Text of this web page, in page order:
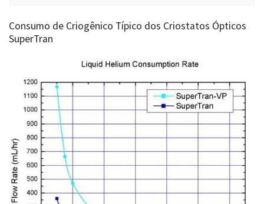
Consumo de Criogênico Típico dos Criostatos Ópticos
SuperTran